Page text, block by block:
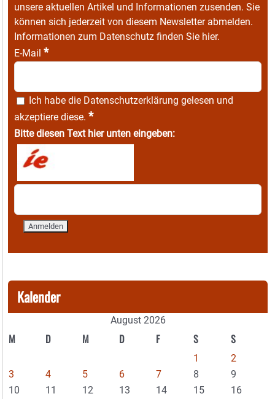
unsere aktuellen Artikel und Informationen zusenden. Sie
können sich jederzeit von diesem Newsletter abmelden.
Informationen zum Datenschutz finden Sie hier.
E-Mail *
Ich habe die Datenschutzerklärung gelesen und
akzeptiere diese. *
Bitte diesen Text hier unten eingeben:
Kalender
August 2026
M D M D F S S
1
2
3
4 5 6 7 8
9
10
11 12 13 14 15
16